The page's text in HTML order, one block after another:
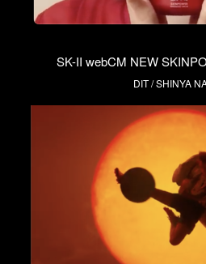
SK-II webCM NEW
DIT / SHINYA